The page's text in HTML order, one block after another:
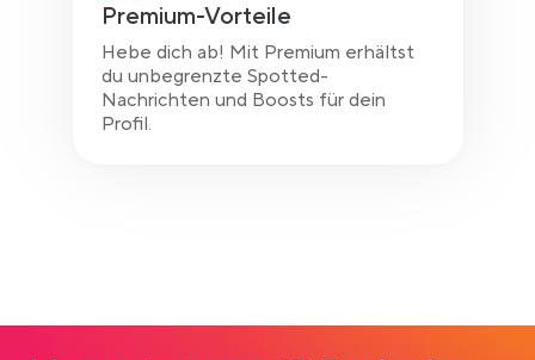
Premium-Vorteile
Hebe dich ab! Mit Premium erhältst
du unbegrenzte Spotted-
Nachrichten und Boosts für dein
Profil.